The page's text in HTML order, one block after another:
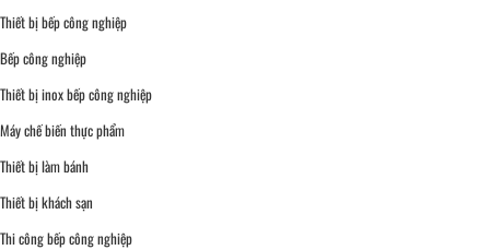
Thiết bị bếp công nghiệp
Bếp công nghiệp
Thiết bị inox bếp công nghiệp
Máy chế biến thực phẩm
Thiết bị làm bánh
Thiết bị khách sạn
Thi công bếp công nghiệp